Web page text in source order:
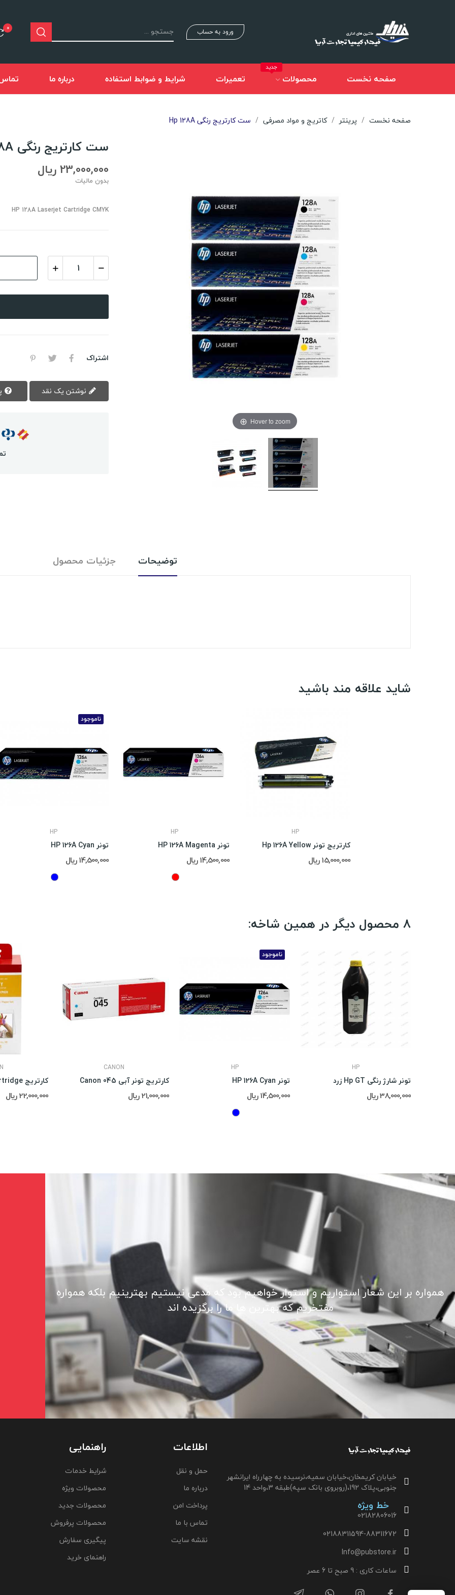
ورود به حساب 0
صفحه نخست محصولات
جدید
تعمیرات شرایط و ضوابط استفاده درباره ما
صفحه نخست پرینتر کاتریج و مواد مصرفی ست کارتریج رنگی Hp 128A
Hover to zoom
ست کارتریج رنگی Hp 128A
23,000,000 ریال
بدون مالیات
HP 128A Laserjet Cartridge CMYK
اشتراک
توضیحات جزئیات محصول
شاید علاقه مند باشید
ناموجود
HP
تونر HP 126A Cyan
14,500,000 ریال
HP
تونر HP 126A Magenta
14,500,000 ریال
HP
کارتریج تونر Hp 126A Yellow
15,000,000 ریال
8 محصول دیگر در همین شاخه:
کارتریج Canon RP-108 Cartridge
22,000,000 ریال
CANON
کارتریج تونر آبی Canon 045
21,000,000 ریال
ناموجود
HP
تونر HP 126A Cyan
14,500,000 ریال
HP
تونر شارژ رنگی Hp GT زرد
38,000,000 ریال
همواره بر این شعار استواریم و استوار خواهیم بود که مدعی نیستیم بهترینیم بلکه همواره
مفتخریم که بهترین ها ما را برگزیده اند
خیابان کریمخان،خیابان سمیه،نرسیده به چهارراه ایرانشهر
جنوبی،پلاک 192،(روبروی بانک سپه)طبقه 3،واحد 14
خط ویژه
02182806016
02188311594-88311672
Info@pubstore.ir
ساعات کاری : 9 صبح تا 6 عصر
اطلاعات
حمل و نقل
درباره ما
پرداخت امن
تماس با ما
نقشه سایت
راهنمایی
شرایط خدمات
محصولات ویژه
محصولات جدید
محصولات پرفروش
پیگیری سفارش
راهنمای خرید